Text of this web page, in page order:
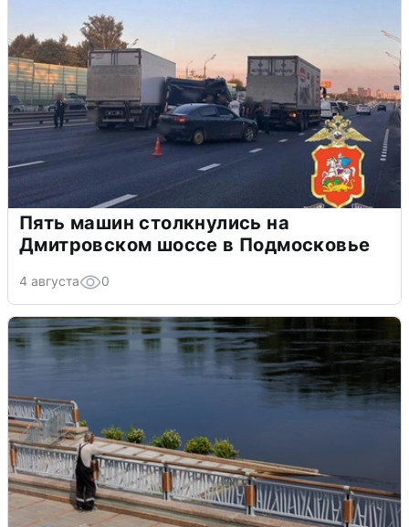
Пять машин столкнулись на
Дмитровском шоссе в Подмосковье
4 августа 0